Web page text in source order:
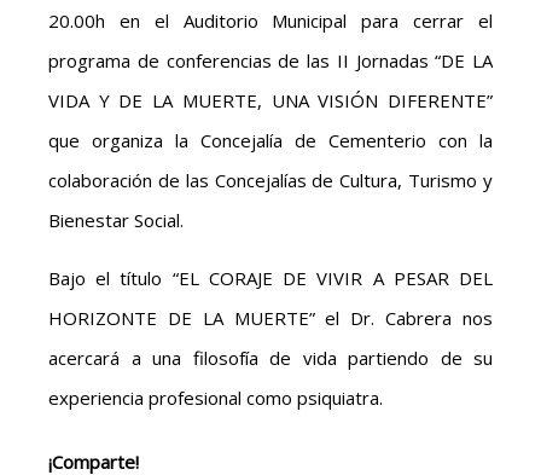
20.00h en el Auditorio Municipal para cerrar el
programa de conferencias de las II Jornadas “DE LA
VIDA Y DE LA MUERTE, UNA VISIÓN DIFERENTE”
que organiza la Concejalía de Cementerio con la
colaboración de las Concejalías de Cultura, Turismo y
Bienestar Social.
Bajo el título “EL CORAJE DE VIVIR A PESAR DEL
HORIZONTE DE LA MUERTE” el Dr. Cabrera nos
acercará a una filosofía de vida partiendo de su
experiencia profesional como psiquiatra.
¡Comparte!